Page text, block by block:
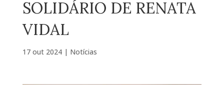
SOLIDÁRIO DE RENATA
VIDAL
17 out 2024| Notícias